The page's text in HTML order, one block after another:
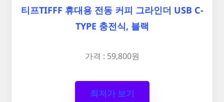
티프TIFFF 휴대용 전동 커피 그라인더 USB C-
TYPE 충전식, 블랙
가격 : 59,800원
최저가 보기